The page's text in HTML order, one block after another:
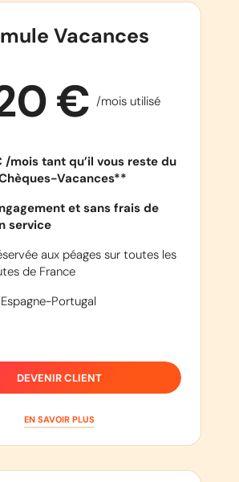
Vacances
€ /mois utilisé
mois tant qu’il vous reste du
Vacances**
et sans frais de
service
aux péages sur toutes les
de France
Portugal
DEVENIR CLIENT
EN SAVOIR PLUS